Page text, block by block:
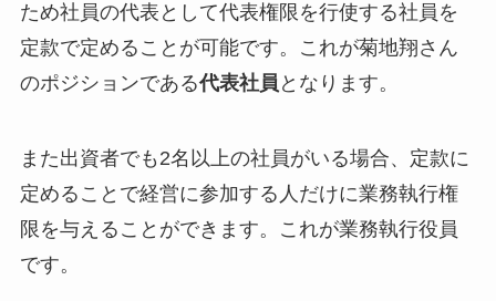
ため社員の代表として代表権限を行使する社員を
定款で定めることが可能です。これが菊地翔さん
のポジションである代表社員 となります。
また出資者でも2名以上の社員がいる場合、定款に
定めることで経営に参加する人だけに業務執行権
限を与えることができます。これが業務執行役員
です。